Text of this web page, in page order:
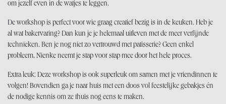
om jezelf even in de watjes te leggen.
De workshop is perfect voor wie graag creatief bezig is in de keuken. Heb je
al wat bakervaring? Dan kun je je helemaal uitleven met de meer verfijnde
technieken. Ben je nog niet zo vertrouwd met patisserie? Geen enkel
probleem, Nienke neemt je stap voor stap mee door het hele proces.
Extra leuk: Deze workshop is ook superleuk om samen met je vriendinnen te
volgen! Bovendien ga je naar huis met een doos vol feestelijke gebakjes én
de nodige kennis om ze thuis nog eens te maken.